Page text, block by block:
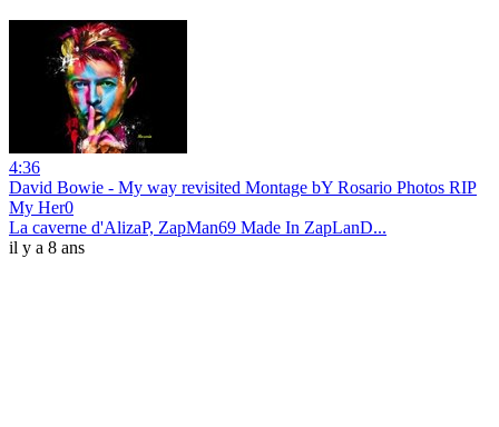
4:36
David Bowie - My way revisited Montage bY Rosario Photos RIP
My Her0
La caverne d'AlizaP, ZapMan69 Made In ZapLanD...
il y a 8 ans